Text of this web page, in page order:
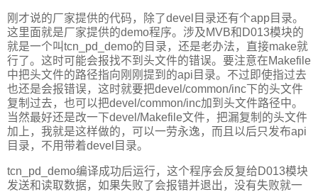
刚才说的厂家提供的代码，除了devel目录还有个app目录。
这里面就是厂家提供的demo程序。涉及MVB和D013模块的
就是一个叫tcn_pd_demo的目录，还是老办法，直接make就
行了。这时可能会报找不到头文件的错误。要注意在Makefile
中把头文件的路径指向刚刚提到的api目录。不过即使指过去
也还是会报错误，这时就要把devel/common/inc下的头文件
复制过去，也可以把devel/common/inc加到头文件路径中。
当然最好还是改一下devel/Makefile文件，把漏复制的头文件
加上，我就是这样做的，可以一劳永逸，而且以后只发布api
目录，不用带着devel目录。
tcn_pd_demo编译成功后运行，这个程序会反复给D013模块
发送和读取数据，如果失败了会报错并退出，没有失败就一